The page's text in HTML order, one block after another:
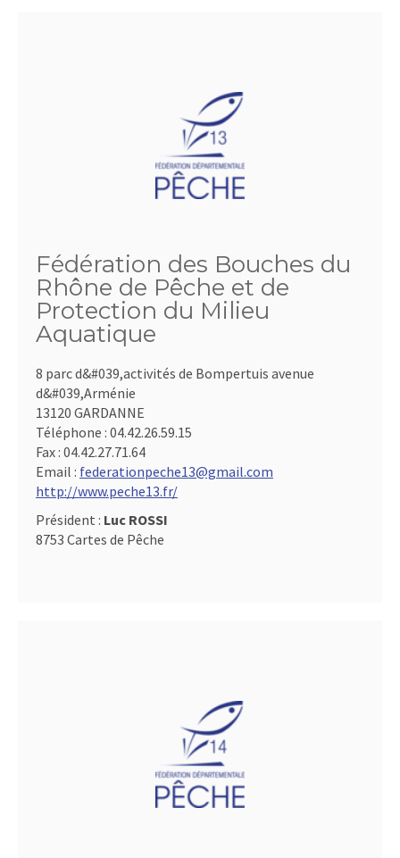
Fédération des Bouches du
Rhône de Pêche et de
Protection du Milieu
Aquatique
8 parc d&#039,activités de Bompertuis avenue
d&#039,Arménie
13120 GARDANNE
Téléphone : 04.42.26.59.15
Fax : 04.42.27.71.64
Email : federationpeche13@gmail.com
http://www.peche13.fr/
Président : Luc ROSSI
8753 Cartes de Pêche